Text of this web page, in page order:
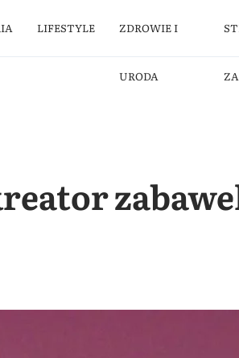
LIFESTYLE ZDROWIE I
URODA